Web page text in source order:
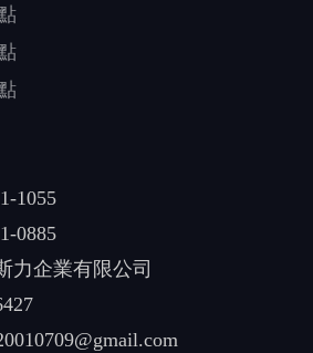
1055
0885
力企業有限公司